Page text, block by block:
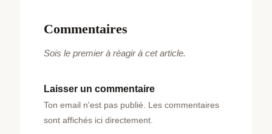
Commentaires
Sois le premier à réagir à cet article.
Laisser un commentaire
Ton email n'est pas publié. Les commentaires
sont affichés ici directement.